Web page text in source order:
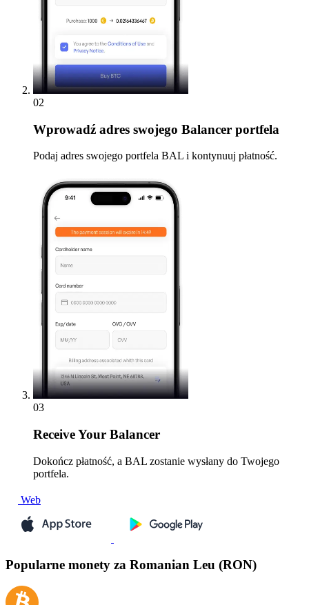
02
Wprowadź adres swojego Balancer portfela
Podaj adres swojego portfela BAL i kontynuuj płatność.
03
ReceiveYour Balancer
Dokończ płatność, a BAL zostanie wysłany do Twojego
portfela.
Web
Popularne monety za Romanian Leu (RON)